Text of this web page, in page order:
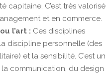
capitaine. C’est très valorisé
et en commerce.
l’art : Ces disciplines
discipline personnelle (des
et la sensibilité. C’est un
communication, du design